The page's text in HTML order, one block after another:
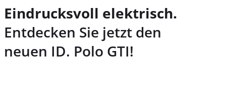
Eindrucksvoll elektrisch.
Entdecken Sie jetzt den
neuen ID. Polo GTI!